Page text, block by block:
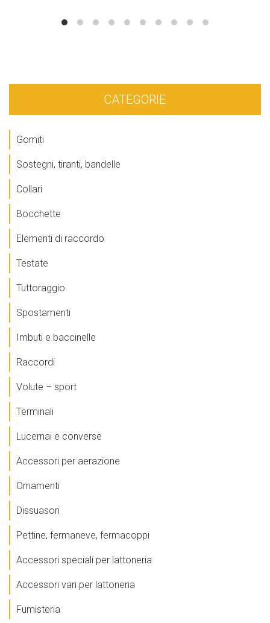
CATEGORIE
Gomiti
Sostegni, tiranti, bandelle
Collari
Bocchette
Elementi di raccordo
Testate
Tuttoraggio
Spostamenti
Imbuti e baccinelle
Raccordi
Volute – sport
Terminali
Lucernai e converse
Accessori per aerazione
Ornamenti
Dissuasori
Pettine, fermaneve, fermacoppi
Accessori speciali per lattoneria
Accessori vari per lattoneria
Fumisteria